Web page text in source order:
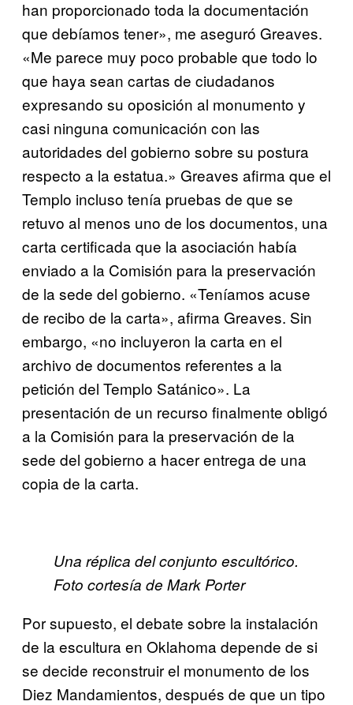
han proporcionado toda la documentación
que debíamos tener», me aseguró Greaves.
«Me parece muy poco probable que todo lo
que haya sean cartas de ciudadanos
expresando su oposición al monumento y
casi ninguna comunicación con las
autoridades del gobierno sobre su postura
respecto a la estatua.» Greaves afirma que el
Templo incluso tenía pruebas de que se
retuvo al menos uno de los documentos, una
carta certificada que la asociación había
enviado a la Comisión para la preservación
de la sede del gobierno. «Teníamos acuse
de recibo de la carta», afirma Greaves. Sin
embargo, «no incluyeron la carta en el
archivo de documentos referentes a la
petición del Templo Satánico». La
presentación de un recurso finalmente obligó
a la Comisión para la preservación de la
sede del gobierno a hacer entrega de una
copia de la carta.
Una réplica del conjunto escultórico.
Foto cortesía de Mark Porter
Por supuesto, el debate sobre la instalación
de la escultura en Oklahoma depende de si
se decide reconstruir el monumento de los
Diez Mandamientos, después de que un tipo